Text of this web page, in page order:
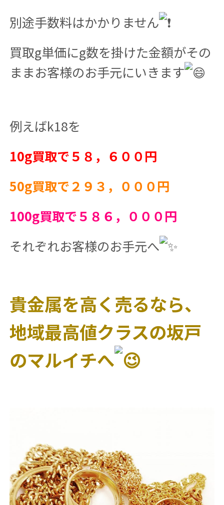
別途手数料はかかりません
買取g単価にg数を掛けた金額がその
ままお客様のお手元にいきます
例えばk18を
10g買取で５８，６００円
50g買取で２９３，０００円
100g買取で５８６，０００円
それぞれお客様のお手元へ
貴金属を高く売るなら、
地域最高値クラスの坂戸
のマルイチへ